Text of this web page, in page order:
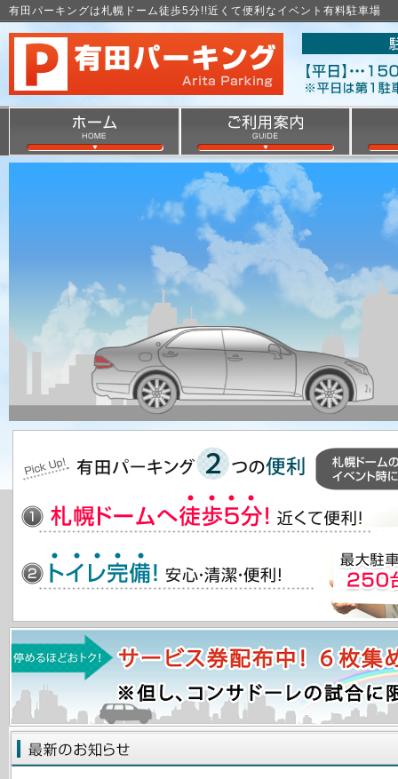
有田パーキングは札幌ドーム徒歩5分!!近くて便利なイベント有料駐車場